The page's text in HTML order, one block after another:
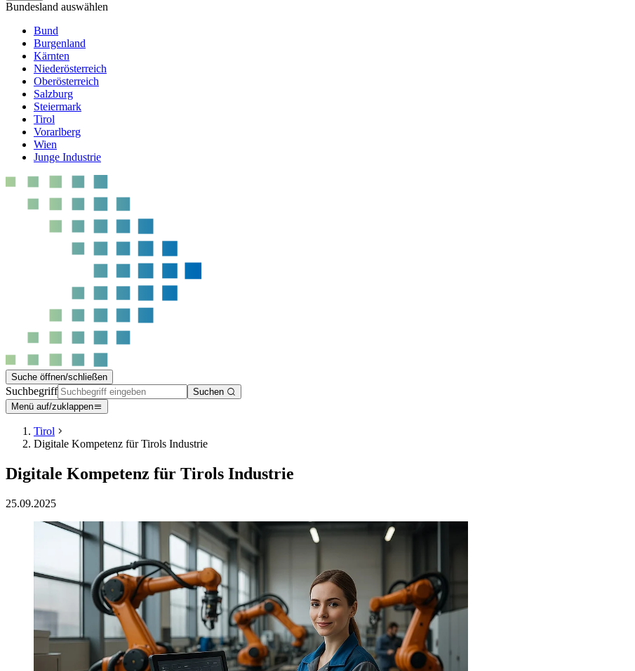
Bundesland auswählen
Bund
Burgenland
Kärnten
Niederösterreich
Oberösterreich
Salzburg
Steiermark
Tirol
Vorarlberg
Wien
Junge Industrie
Suche öffnen/schließen
Suchbegriff
Suchen
Menü auf/zuklappen
Tirol
Digitale Kompetenz für Tirols Industrie
Digitale Kompetenz für Tirols Industrie
25.09.2025